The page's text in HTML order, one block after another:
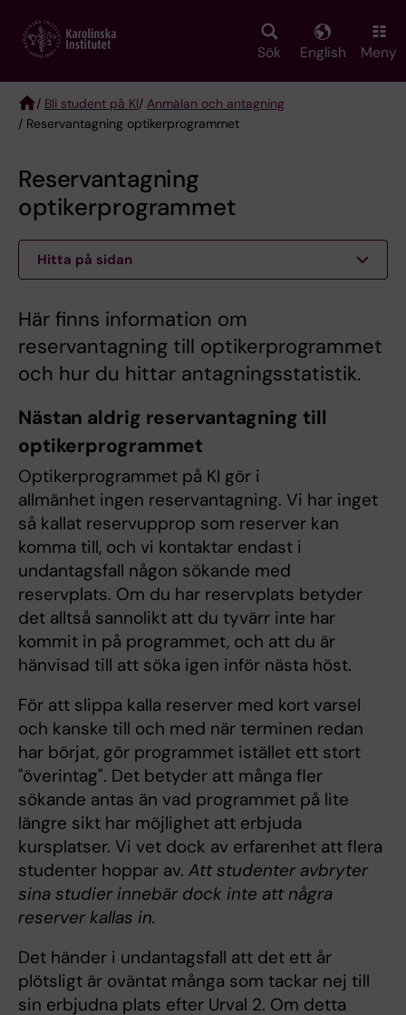
main
Sök English Meny
Breadcrumb
/ Bli student på KI/ Anmälan och antagning
/ Reservantagning optikerprogrammet
Reservantagning
optikerprogrammet
Hitta på sidan
Här finns information om
reservantagning till optikerprogrammet
och hur du hittar antagningsstatistik.
Nästan aldrig reservantagning till
optikerprogrammet
Optikerprogrammet på KI gör i
allmänhet ingen reservantagning. Vi har inget
så kallat reservupprop som reserver kan
komma till, och vi kontaktar endast i
undantagsfall någon sökande med
reservplats. Om du har reservplats betyder
det alltså sannolikt att du tyvärr inte har
kommit in på programmet, och att du är
hänvisad till att söka igen inför nästa höst.
För att slippa kalla reserver med kort varsel
och kanske till och med när terminen redan
har börjat, gör programmet istället ett stort
"överintag". Det betyder att många fler
sökande antas än vad programmet på lite
längre sikt har möjlighet att erbjuda
kursplatser. Vi vet dock av erfarenhet att flera
studenter hoppar av. Att studenter avbryter
sina studier innebär dock inte att några
reserver kallas in.
Det händer i undantagsfall att det ett år
plötsligt är oväntat många som tackar nej till
sin erbjudna plats efter Urval 2. Om detta